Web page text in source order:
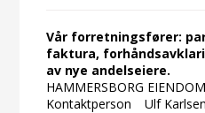
Vår forretningsfører:
faktura,
av nye andelseiere.
HAMMERSBORG
Kontaktperson
Ulf Karlsen